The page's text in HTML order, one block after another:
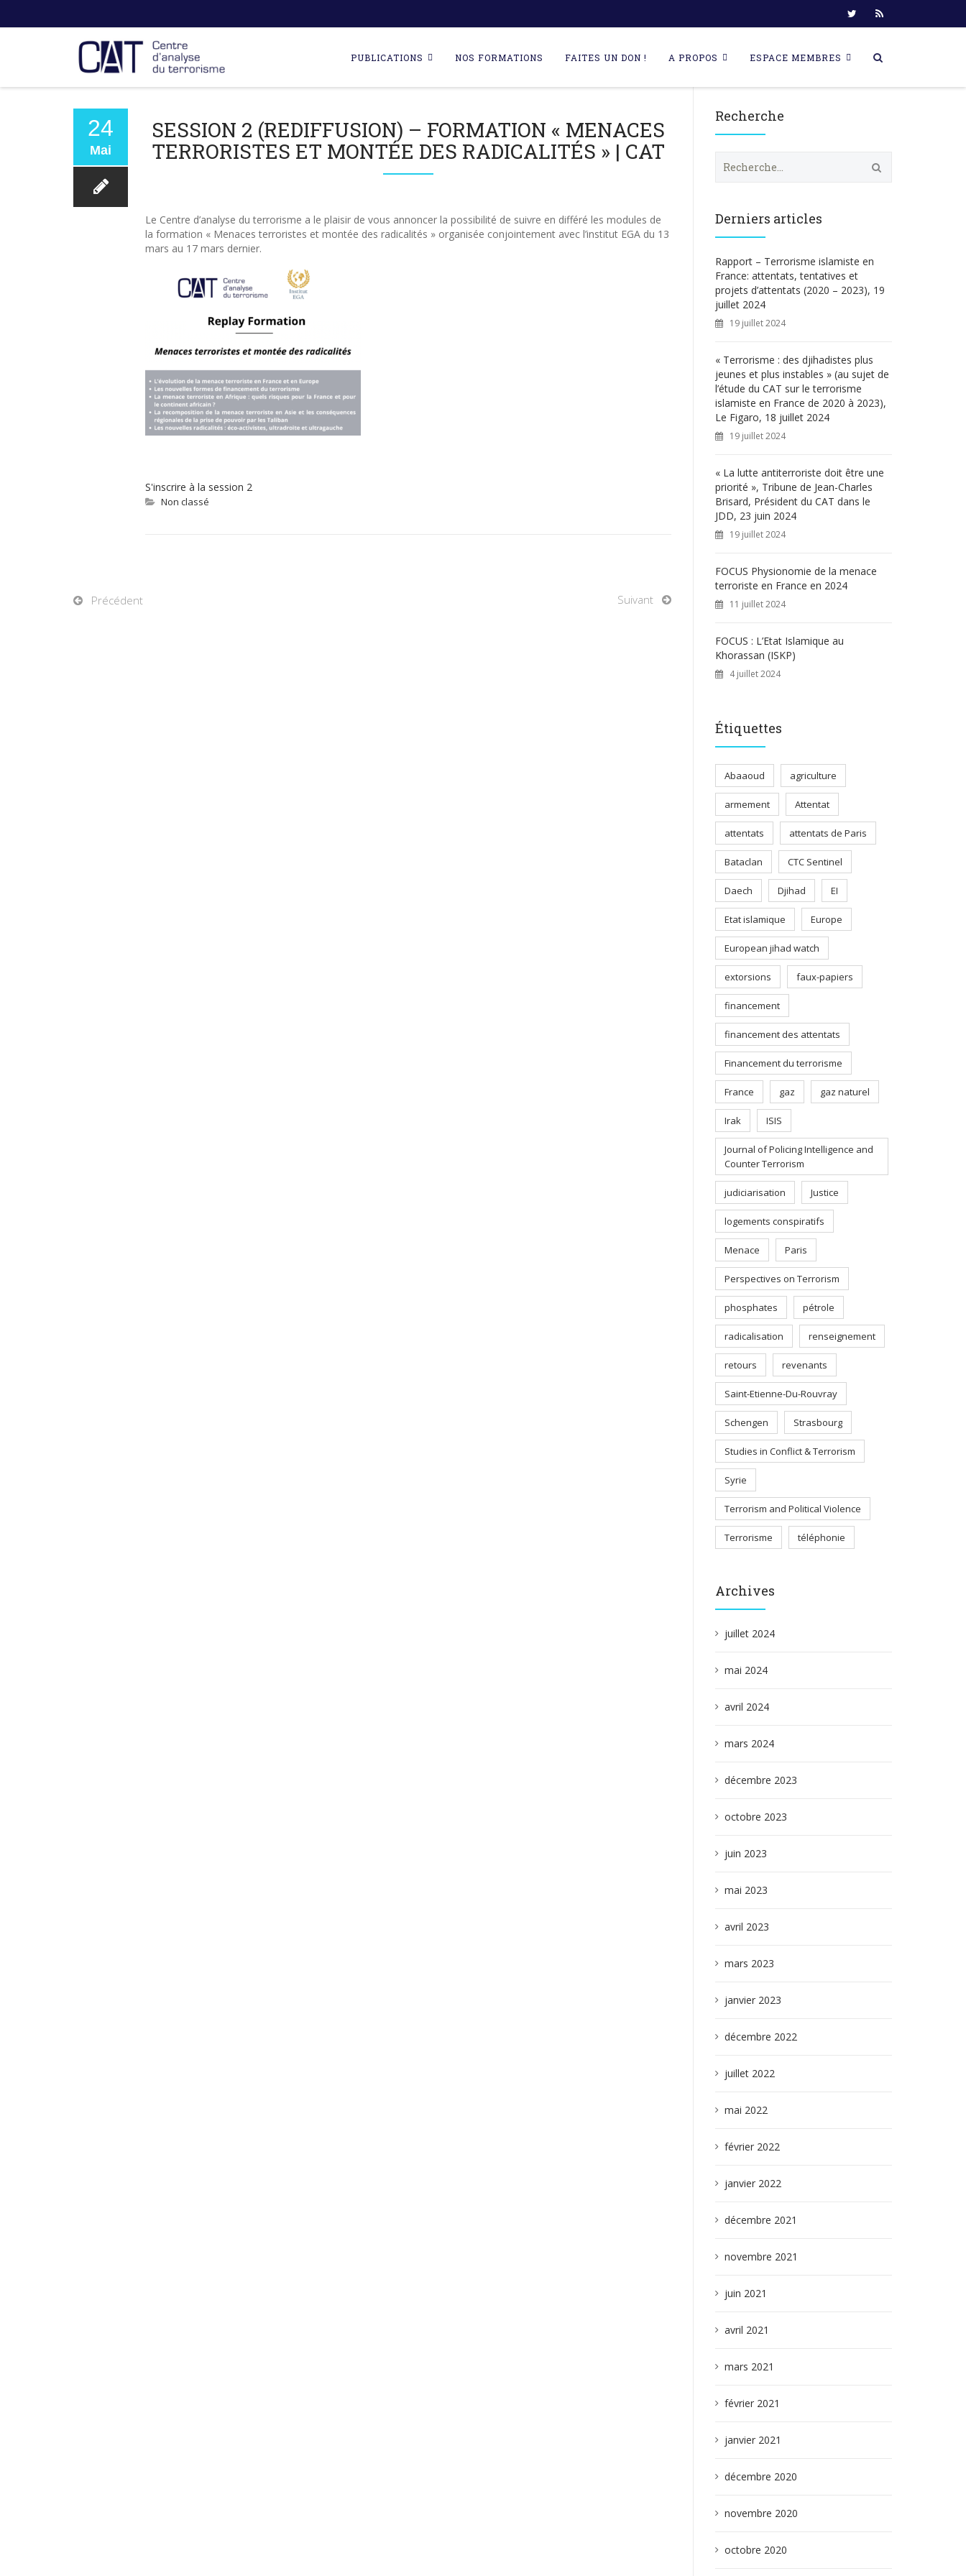
content
PUBLICATIONS NOS FORMATIONS FAITES UN DON ! A PROPOS ESPACE MEMBRES
24
Mai
SESSION 2 (REDIFFUSION) – FORMATION « MENACES
TERRORISTES ET MONTÉE DES RADICALITÉS » | CAT
Le Centre d’analyse du terrorisme a le plaisir de vous annoncer la possibilité de suivre en différé les modules de
la formation « Menaces terroristes et montée des radicalités » organisée conjointement avec l’institut EGA du 13
mars au 17 mars dernier.
S'inscrire à la session 2
Non classé
Précédent Suivant
Recherche
e
h
e
r
:
Derniers articles
Rapport – Terrorisme islamiste en
France: attentats, tentatives et
projets d’attentats (2020 – 2023), 19
juillet 2024
19 juillet 2024
« Terrorisme : des djihadistes plus
jeunes et plus instables » (au sujet de
l’étude du CAT sur le terrorisme
islamiste en France de 2020 à 2023),
Le Figaro, 18 juillet 2024
19 juillet 2024
« La lutte antiterroriste doit être une
priorité », Tribune de Jean-Charles
Brisard, Président du CAT dans le
JDD, 23 juin 2024
19 juillet 2024
FOCUS Physionomie de la menace
terroriste en France en 2024
11 juillet 2024
FOCUS : L’Etat Islamique au
Khorassan (ISKP)
4 juillet 2024
Étiquettes
Abaaoud agriculture
armement Attentat
attentats attentats de Paris
Bataclan CTC Sentinel
Daech Djihad EI
Etat islamique Europe
European jihad watch
extorsions faux-papiers
financement
financement des attentats
Financement du terrorisme
France gaz gaz naturel
Irak ISIS
Journal of Policing Intelligence and
Counter Terrorism
judiciarisation Justice
logements conspiratifs
Menace Paris
Perspectives on Terrorism
phosphates pétrole
radicalisation renseignement
retours revenants
Saint-Etienne-Du-Rouvray
Schengen Strasbourg
Studies in Conflict & Terrorism
Syrie
Terrorism and Political Violence
Terrorisme téléphonie
Archives
juillet 2024
mai 2024
avril 2024
mars 2024
décembre 2023
octobre 2023
juin 2023
mai 2023
avril 2023
mars 2023
janvier 2023
décembre 2022
juillet 2022
mai 2022
février 2022
janvier 2022
décembre 2021
novembre 2021
juin 2021
avril 2021
mars 2021
février 2021
janvier 2021
décembre 2020
novembre 2020
octobre 2020